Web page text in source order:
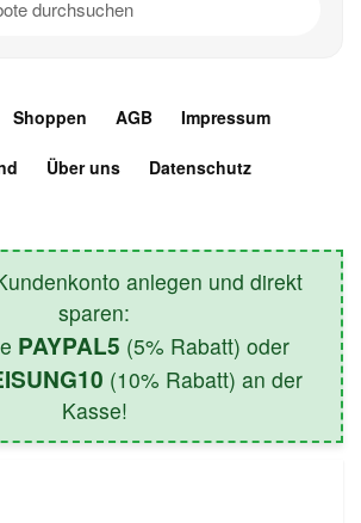
Shoppen AGB Impressum
Über uns Datenschutz
anlegen und direkt
sparen:
PAYPAL5 (5% Rabatt) oder
(10% Rabatt) an der
Kasse!